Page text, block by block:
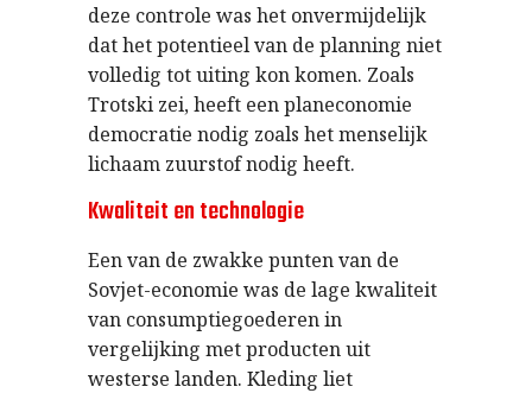
deze controle was het onvermijdelijk
dat het potentieel van de planning niet
volledig tot uiting kon komen. Zoals
Trotski zei, heeft een planeconomie
democratie nodig zoals het menselijk
lichaam zuurstof nodig heeft.
Kwaliteit en technologie
Een van de zwakke punten van de
Sovjet-economie was de lage kwaliteit
van consumptiegoederen in
vergelijking met producten uit
westerse landen. Kleding liet